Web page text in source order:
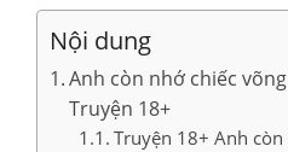
Nội dung
Anh còn nhớ chiếc
Truyện 18+
Truyện 18+ Anh